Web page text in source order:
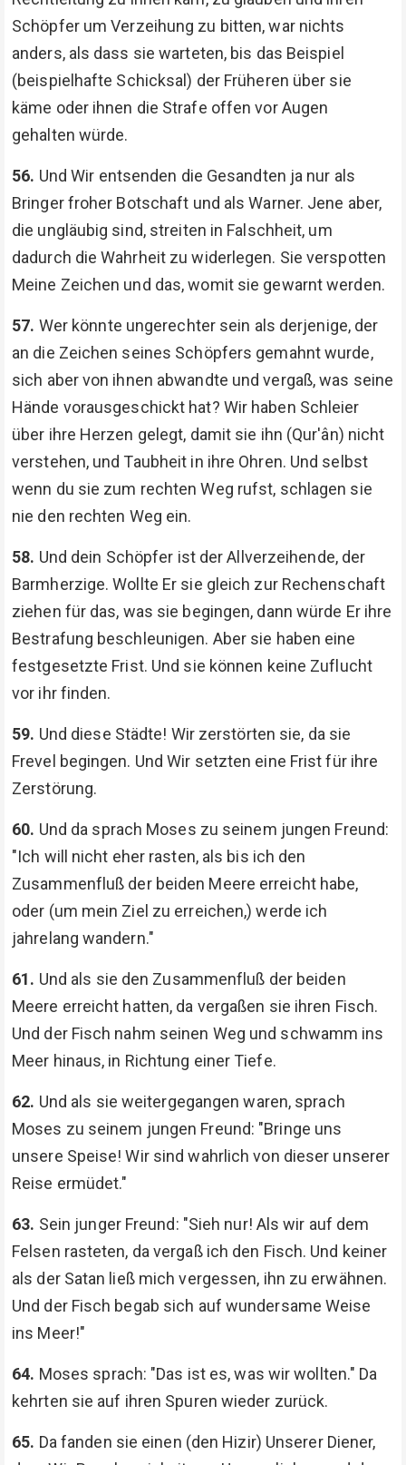
Schöpfer um Verzeihung zu bitten, war nichts
anders, als dass sie warteten, bis das Beispiel
(beispielhafte Schicksal) der Früheren über sie
käme oder ihnen die Strafe offen vor Augen
gehalten würde.
56. Und Wir entsenden die Gesandten ja nur als
Bringer froher Botschaft und als Warner. Jene aber,
die ungläubig sind, streiten in Falschheit, um
dadurch die Wahrheit zu widerlegen. Sie verspotten
Meine Zeichen und das, womit sie gewarnt werden.
57. Wer könnte ungerechter sein als derjenige, der
an die Zeichen seines Schöpfers gemahnt wurde,
sich aber von ihnen abwandte und vergaß, was seine
Hände vorausgeschickt hat? Wir haben Schleier
über ihre Herzen gelegt, damit sie ihn (Qur'ân) nicht
verstehen, und Taubheit in ihre Ohren. Und selbst
wenn du sie zum rechten Weg rufst, schlagen sie
nie den rechten Weg ein.
58. Und dein Schöpfer ist der Allverzeihende, der
Barmherzige. Wollte Er sie gleich zur Rechenschaft
ziehen für das, was sie begingen, dann würde Er ihre
Bestrafung beschleunigen. Aber sie haben eine
festgesetzte Frist. Und sie können keine Zuflucht
vor ihr finden.
59. Und diese Städte! Wir zerstörten sie, da sie
Frevel begingen. Und Wir setzten eine Frist für ihre
Zerstörung.
60. Und da sprach Moses zu seinem jungen Freund:
"Ich will nicht eher rasten, als bis ich den
Zusammenfluß der beiden Meere erreicht habe,
oder (um mein Ziel zu erreichen,) werde ich
jahrelang wandern."
61. Und als sie den Zusammenfluß der beiden
Meere erreicht hatten, da vergaßen sie ihren Fisch.
Und der Fisch nahm seinen Weg und schwamm ins
Meer hinaus, in Richtung einer Tiefe.
62. Und als sie weitergegangen waren, sprach
Moses zu seinem jungen Freund: "Bringe uns
unsere Speise! Wir sind wahrlich von dieser unserer
Reise ermüdet."
63. Sein junger Freund: "Sieh nur! Als wir auf dem
Felsen rasteten, da vergaß ich den Fisch. Und keiner
als der Satan ließ mich vergessen, ihn zu erwähnen.
Und der Fisch begab sich auf wundersame Weise
ins Meer!"
64. Moses sprach: "Das ist es, was wir wollten." Da
kehrten sie auf ihren Spuren wieder zurück.
65. Da fanden sie einen (den Hizir) Unserer Diener,